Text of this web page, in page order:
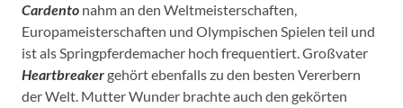
Cardento nahm an den Weltmeisterschaften,
Europameisterschaften und Olympischen Spielen teil und
ist als Springpferdemacher hoch frequentiert. Großvater
Heartbreakergehört ebenfalls zu den besten Vererbern
der Welt. Mutter Wunder brachte auch den gekörten